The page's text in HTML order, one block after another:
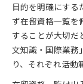
目的を明確にする
ず在留資格一覧を
することが大切だ
文知識・国際業務
り、それぞれ活動